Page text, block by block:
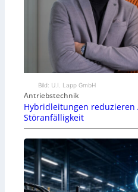
Bild: U.I. Lapp GmbH
Antriebstechnik
Hybridleitungen reduzieren
Störanfälligkeit